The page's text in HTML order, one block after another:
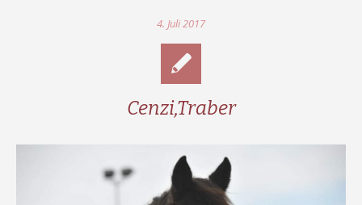
4. Juli 2017
Cenzi,Traber